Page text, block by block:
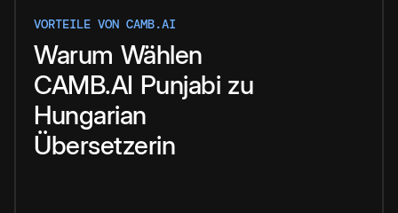
VORTEILE VON CAMB.AI
Warum Wählen
CAMB.AI Punjabi zu
Hungarian
Übersetzerin